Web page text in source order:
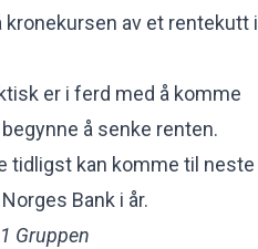
av et rentekutt i
er i ferd med å komme
å senke renten.
tidligst kan komme til neste
Bank i år.
Gruppen